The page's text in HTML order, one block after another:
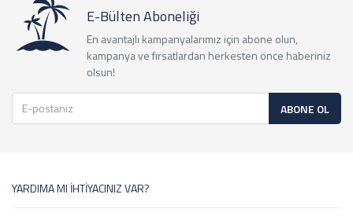
E-Bülten Aboneliği
En avantajlı kampanyalarımız için abone olun,
kampanya ve fırsatlardan herkesten önce haberiniz
olsun!
ABONE OL
YARDIMA MI İHTİYACINIZ VAR?